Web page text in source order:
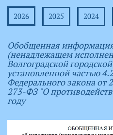
2026 2025 2024
Обобщенная
(ненадлежащем
Волгоградской
установленной частью
Федерального закона от
273-ФЗ "О
году